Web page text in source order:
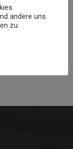
andere uns
zu